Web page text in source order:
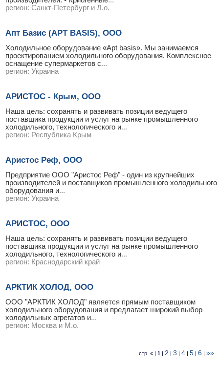
регион: Санкт-Петербург и Л.о.
Апт Базис (APT BASIS), ООО
Холодильное оборудование «Apt basis». Мы занимаемся
проектированием холодильного оборудования. Комплексное
оснащение супермаркетов с...
регион: Украина
АРИСТОС - Крым, ООО
Наша цель: сохранять и развивать позиции ведущего
поставщика продукции и услуг на рынке промышленного
холодильного, технологического и...
регион: Республика Крым
Аристос Реф, ООО
Предприятие ООО "Аристос Реф" - один из крупнейших
производителей и поставщиков промышленного холодильного
оборудования и...
регион: Украина
АРИСТОС, ООО
Наша цель: сохранять и развивать позиции ведущего
поставщика продукции и услуг на рынке промышленного
холодильного, технологического и...
регион: Краснодарский край
АРКТИК ХОЛОД, ООО
ООО "АРКТИК ХОЛОД" является прямым поставщиком
холодильного оборудования и предлагает широкий выбор
холодильных агрегатов и...
регион: Москва и М.о.
стр. « |1 | 2 |3 |4 |5 |6 |»»